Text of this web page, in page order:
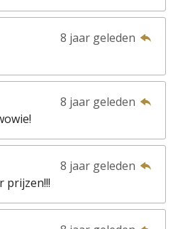
8 jaar geleden
8 jaar geleden
8 jaar geleden
prijzen!!!